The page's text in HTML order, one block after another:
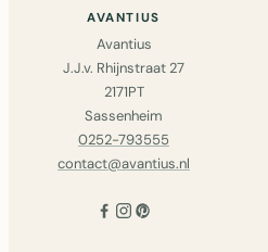
AVANTIUS
Avantius
J.J.v. Rhijnstraat 27
2171PT
Sassenheim
0252-793555
contact@avantius.nl